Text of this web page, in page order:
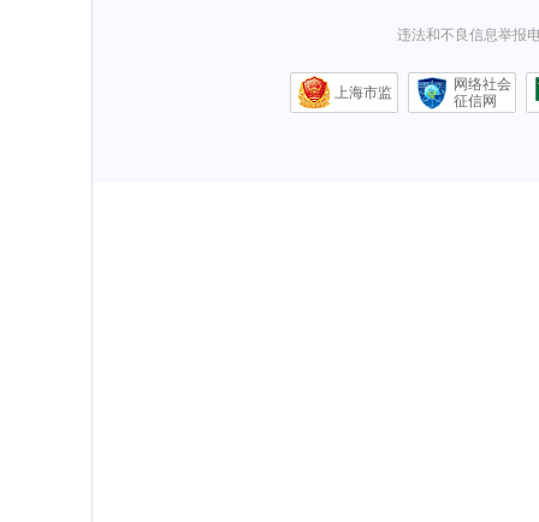
违法和不良信息举报
上海市监
网络社会
征信网